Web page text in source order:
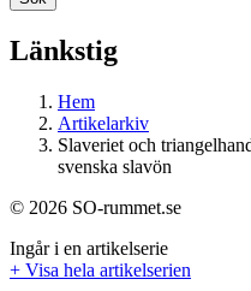
Länkstig
Hem
Artikelarkiv
Slaveriet och
svenska slavön
© 2026 SO-rummet.se
Ingår i en artikelserie
+ Visa hela artikelserien